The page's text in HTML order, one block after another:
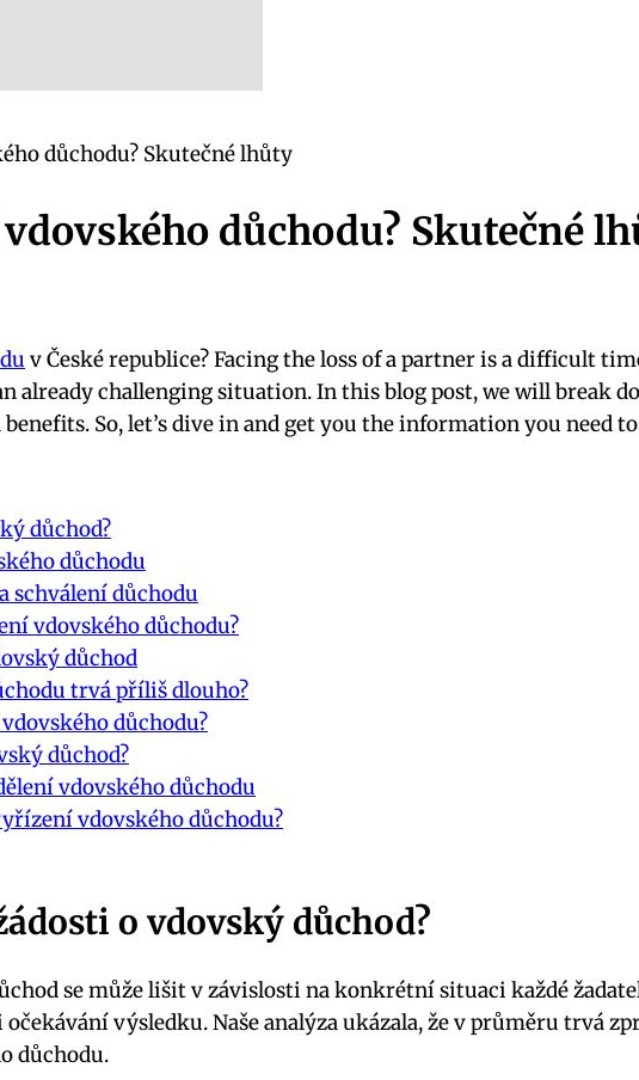
důchodu? Skutečné lhůty
důchodu? Skutečné
v České republice? Facing the loss of a partner is a difficult
already challenging situation. In this blog post, we will break
So, let’s dive in and get you the information you need
důchod?
důchodu
schválení důchodu
vdovského důchodu?
důchod
trvá příliš dlouho?
důchodu?
důchod?
vdovského důchodu
vdovského důchodu?
o vdovský důchod?
se může lišit v závislosti na konkrétní situaci každé
výsledku. Naše analýza ukázala, že v průměru trvá
důchodu.